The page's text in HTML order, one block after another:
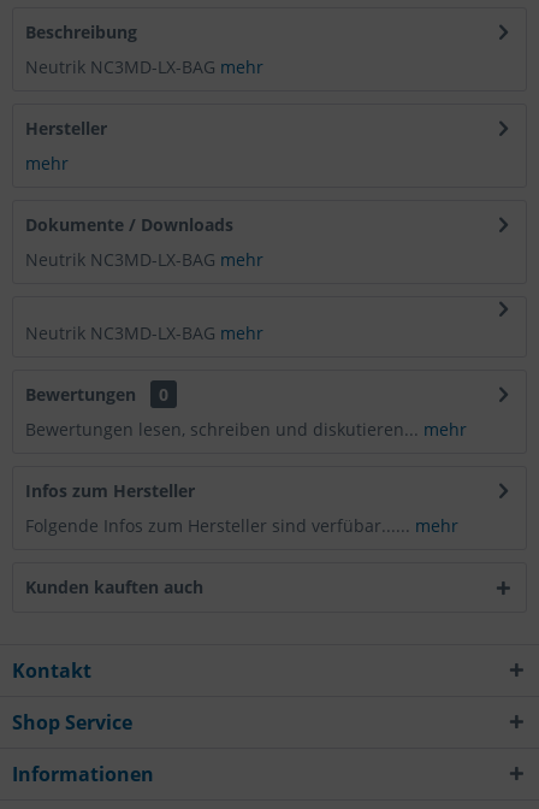
Beschreibung
Neutrik NC3MD-LX-BAG mehr
Hersteller
mehr
Dokumente / Downloads
Neutrik NC3MD-LX-BAG mehr
Neutrik NC3MD-LX-BAG mehr
Bewertungen
0
Bewertungen lesen, schreiben und diskutieren... mehr
Infos zum Hersteller
Folgende Infos zum Hersteller sind verfübar...... mehr
Kunden kauften auch
Kontakt
Shop Service
Informationen